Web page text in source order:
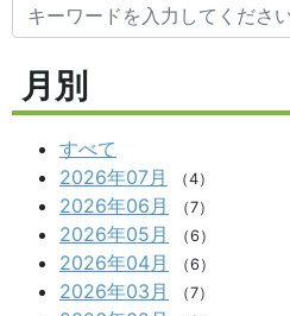
月別
すべて
2026年07月
（4）
2026年06月 （7）
2026年05月 （6）
2026年04月 （6）
2026年03月 （7）